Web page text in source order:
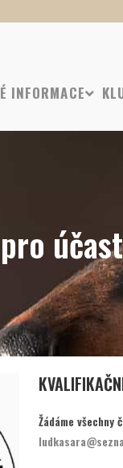
INFORMACE
Žádáme